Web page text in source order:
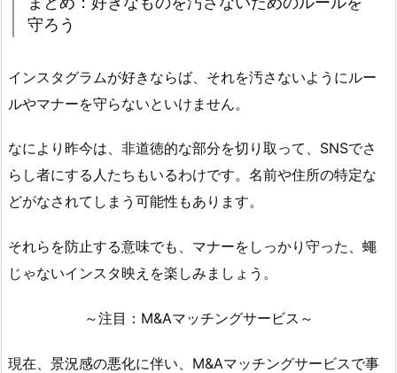
守ろう
インスタグラムが好きならば、それを汚さないようにルー
ルやマナーを守らないといけません。
なにより昨今は、非道徳的な部分を切り取って、SNSでさ
らし者にする人たちもいるわけです。名前や住所の特定な
どがなされてしまう可能性もあります。
それらを防止する意味でも、マナーをしっかり守った、蠅
じゃないインスタ映えを楽しみましょう。
～注目：M&Aマッチングサービス～
現在、景況感の悪化に伴い、M&Aマッチングサービスで事